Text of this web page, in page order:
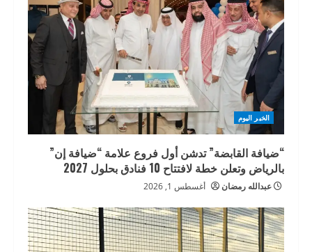
الخبر اليوم
“ضيافة القابضة” تدشن أول فروع علامة “ضيافة إن”
بالرياض وتعلن خطة لافتتاح 10 فنادق بحلول 2027
عبدالله رمضان أغسطس 1, 2026